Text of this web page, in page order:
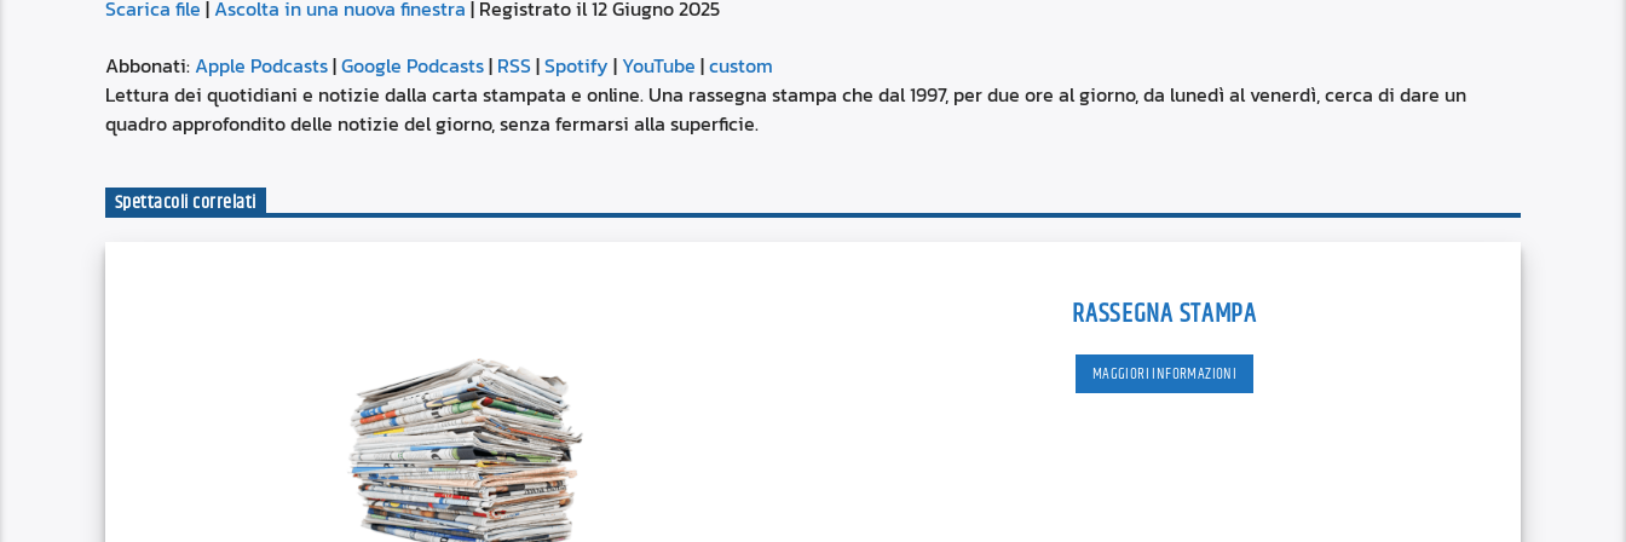
volume.
SUBSCRIBE SHARE
Spotify
LINK
EMBED
Scarica file |Ascolta in una nuova finestra | Registrato il 12 Giugno 2025
Abbonati:Apple Podcasts|Google Podcasts| RSS|Spotify | YouTube |custom
Lettura dei quotidiani e notizie dalla carta stampata e online. Una rassegna stampa che dal 1997, per due ore al giorno, da lunedì al venerdì, cerca di dare un
quadro approfondito delle notizie del giorno, senza fermarsi alla superficie.
Spettacoli correlati
RASSEGNA STAMPA
MAGGIORI INFORMAZIONI